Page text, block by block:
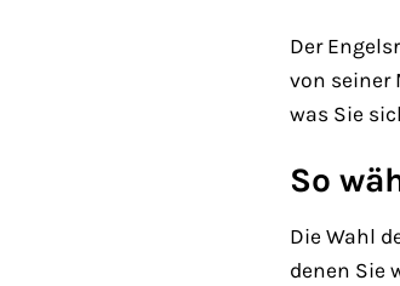
Der
von seiner
was Sie
So
Die Wahl
denen Sie